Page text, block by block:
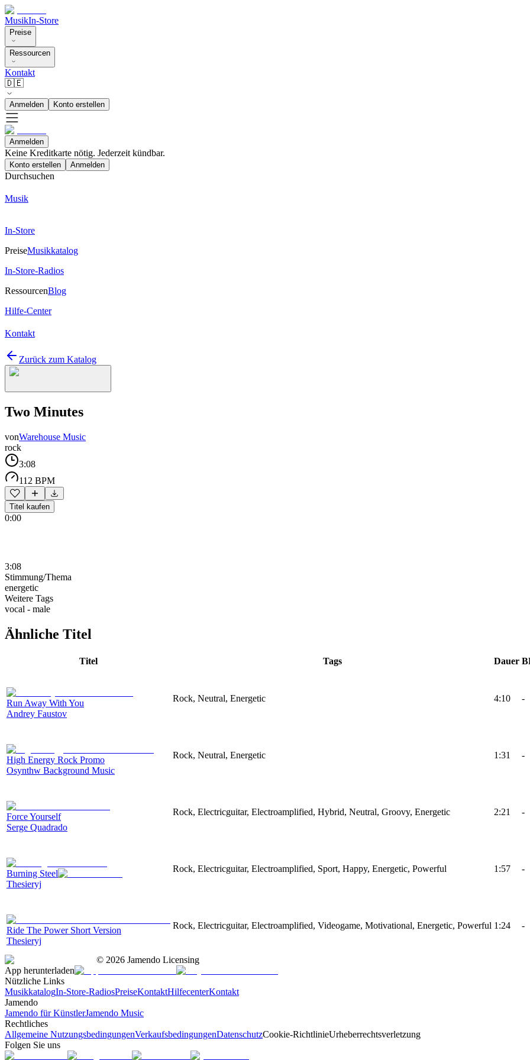
MusikIn-Store
Preise
Ressourcen
Kontakt
🇩🇪
Anmelden Konto erstellen
Anmelden
Keine Kreditkarte nötig. Jederzeit kündbar.
Konto erstellen Anmelden
Durchsuchen
Musik
In-Store
PreiseMusikkatalog
In-Store-Radios
RessourcenBlog
Hilfe-Center
Kontakt
Zurück zum Katalog
Two Minutes
vonWarehouse Music
rock
3:08
112 BPM
Titel kaufen
0:00
3:08
Stimmung/Thema
energetic
Weitere Tags
vocal - male
Ähnliche Titel
Titel Tags Dauer
Run Away With You
Andrey Faustov
Rock, Neutral, Energetic 4:10 -
High Energy Rock Promo
Osynthw Background Music
Rock, Neutral, Energetic 1:31 -
Force Yourself
Serge Quadrado
Rock, Electricguitar, Electroamplified, Hybrid, Neutral, Groovy, Energetic 2:21 -
Burning Steel
Thesieryj
Rock, Electricguitar, Electroamplified, Sport, Happy, Energetic, Powerful 1:57 -
Ride The Power Short Version
Thesieryj
Rock, Electricguitar, Electroamplified, Videogame, Motivational, Energetic, Powerful 1:24 -
© 2026 Jamendo Licensing
App herunterladen
Nützliche Links
MusikkatalogIn-Store-RadiosPreiseKontaktHilfecenterKontakt
Jamendo
Jamendo für KünstlerJamendo Music
Rechtliches
Allgemeine NutzungsbedingungenVerkaufsbedingungenDatenschutzCookie-RichtlinieUrheberrechtsverletzung
Folgen Sie uns